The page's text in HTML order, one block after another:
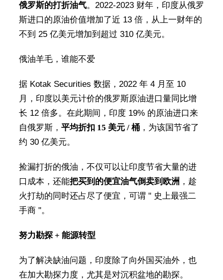
俄罗斯的打折油气。2022-2023 财年，印度从俄罗
斯进口的原油价值增加了近 13 倍，从上一财年的
不到 25 亿美元增加到超过 310 亿美元。
俄油羊毛，谁能不爱
据 Kotak Securities 数据，2022 年 4 月至 10
月，印度以美元计价的俄罗斯原油进口量同比增
长 12 倍多。在此期间，印度 19% 的原油进口来
自俄罗斯， 平均折扣 15 美元 / 桶，为该国节省了
约 30 亿美元。
捡漏打折的俄油，不仅可以让印度节省大量的进
口成本，还能把买到的便宜油气倒卖到欧洲 ，趁
火打劫的同时还占尽了便宜，可谓 " 史上最强二
手商 "。
努力勘探 + 能源转型
为了解决缺油问题，印度除了向外国买油外，也
在加大勘探力度，尤其是对沉积盆地的勘探。